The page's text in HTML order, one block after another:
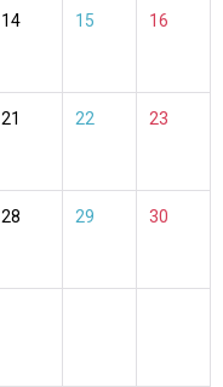
14 15 16
21 22 23
28 29 30